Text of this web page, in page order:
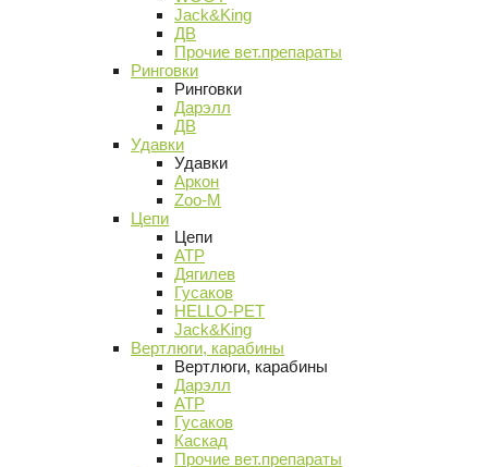
Jack&King
ДВ
Прочие вет.препараты
Ринговки
Ринговки
Дарэлл
ДВ
Удавки
Удавки
Аркон
Zoo-M
Цепи
Цепи
АТР
Дягилев
Гусаков
HELLO-PET
Jack&King
Вертлюги, карабины
Вертлюги, карабины
Дарэлл
АТР
Гусаков
Каскад
Прочие вет.препараты